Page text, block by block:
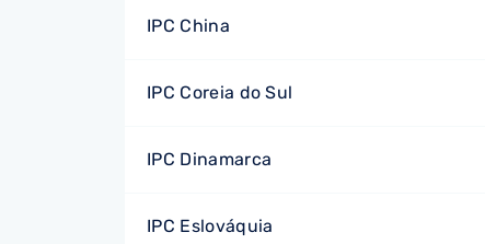
IPC China
IPC Coreia do Sul
IPC Dinamarca
IPC Eslováquia